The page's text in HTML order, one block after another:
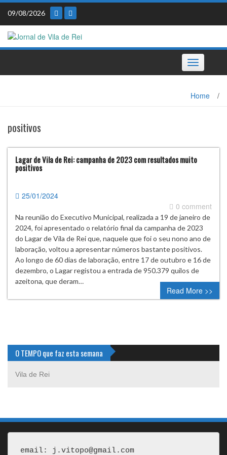
Skip
content
09/08/2026
Toggle
navigation
Home /
positivos
Lagar de Vila de Rei: campanha de 2023 com resultados muito
positivos
25/01/2024
0 comment
Na reunião do Executivo Municipal, realizada a 19 de janeiro de
2024, foi apresentado o relatório final da campanha de 2023
do Lagar de Vila de Rei que, naquele que foi o seu nono ano de
laboração, voltou a apresentar números bastante positivos.
Ao longo de 60 dias de laboração, entre 17 de outubro e 16 de
dezembro, o Lagar registou a entrada de 950.379 quilos de
azeitona, que deram…
Read More >>
O TEMPO que faz esta semana
Vila de Rei
email: j.vitopo@gmail.com